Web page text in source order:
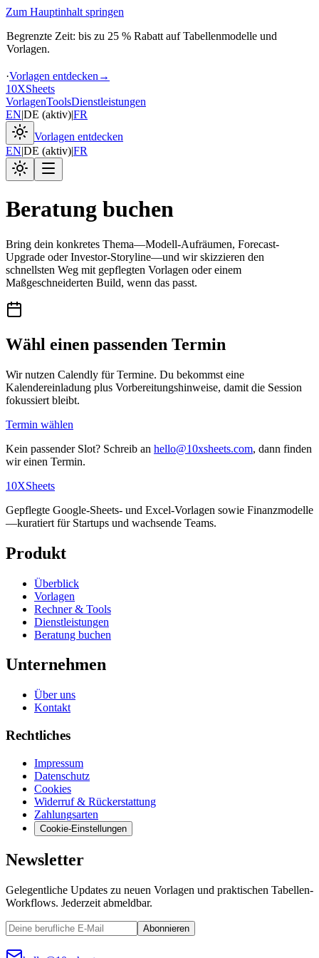
Zum Hauptinhalt springen
Begrenzte Zeit: bis zu 25 % Rabatt auf Tabellenmodelle und
Vorlagen.
·Vorlagen entdecken →
10XSheets
VorlagenToolsDienstleistungen
EN|DE (aktiv)|FR
Vorlagen entdecken
EN|DE (aktiv)|FR
Beratung buchen
Bring dein konkretes Thema—Modell-Aufräumen, Forecast-
Upgrade oder Investor-Storyline—und wir skizzieren den
schnellsten Weg mit gepflegten Vorlagen oder einem
Maßgeschneiderten Build, wenn das passt.
Wähl einen passenden Termin
Wir nutzen Calendly für Termine. Du bekommst eine
Kalendereinladung plus Vorbereitungshinweise, damit die Session
fokussiert bleibt.
Termin wählen
Kein passender Slot? Schreib an hello@10xsheets.com, dann finden
wir einen Termin.
10XSheets
Gepflegte Google-Sheets- und Excel-Vorlagen sowie Finanzmodelle
—kuratiert für Startups und wachsende Teams.
Produkt
Überblick
Vorlagen
Rechner & Tools
Dienstleistungen
Beratung buchen
Unternehmen
Über uns
Kontakt
Rechtliches
Impressum
Datenschutz
Cookies
Widerruf & Rückerstattung
Zahlungsarten
Cookie-Einstellungen
Newsletter
Gelegentliche Updates zu neuen Vorlagen und praktischen Tabellen-
Workflows. Jederzeit abmeldbar.
Abonnieren